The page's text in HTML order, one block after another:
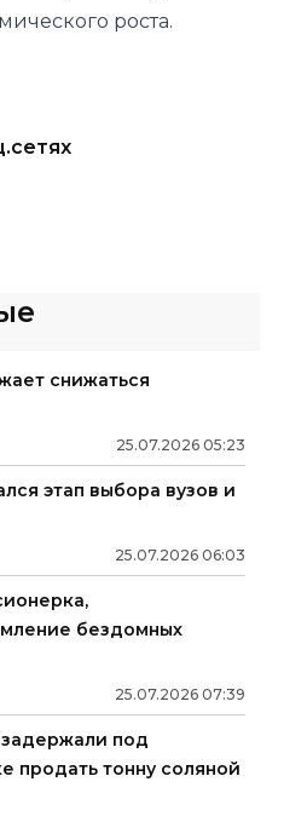
роста.
снижаться
25.07.2026 05:23
этап выбора вузов и
25.07.2026 06:03
бездомных
25.07.2026 07:39
под
продать тонну соляной